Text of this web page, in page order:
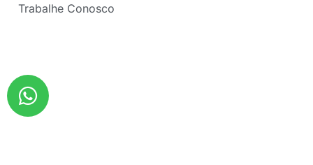
Trabalhe Conosco